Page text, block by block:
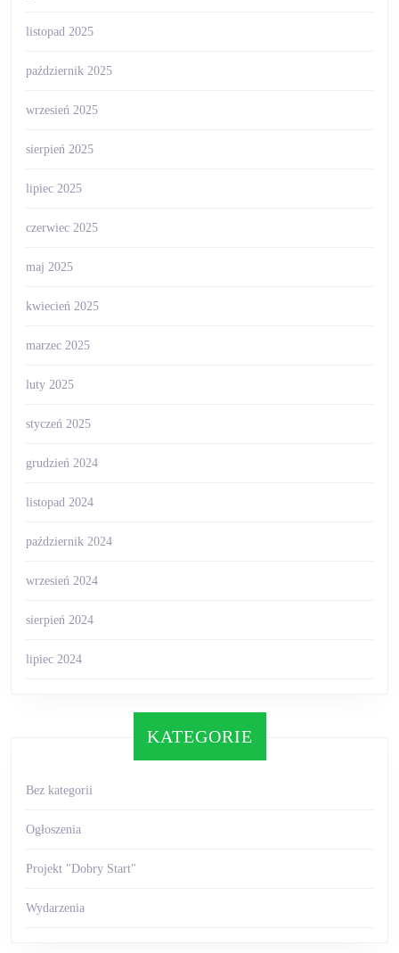
listopad 2025
październik 2025
wrzesień 2025
sierpień 2025
lipiec 2025
czerwiec 2025
maj 2025
kwiecień 2025
marzec 2025
luty 2025
styczeń 2025
grudzień 2024
listopad 2024
październik 2024
wrzesień 2024
sierpień 2024
lipiec 2024
KATEGORIE
Bez kategorii
Ogłoszenia
Projekt "Dobry Start"
Wydarzenia